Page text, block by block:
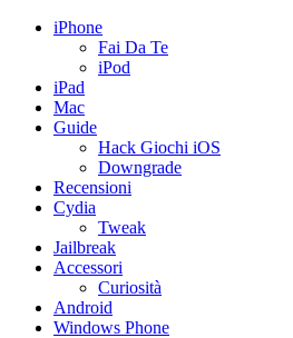
iPhone
Fai Da Te
iPod
iPad
Mac
Guide
Hack Giochi iOS
Downgrade
Recensioni
Cydia
Tweak
Jailbreak
Accessori
Curiosità
Android
Windows Phone